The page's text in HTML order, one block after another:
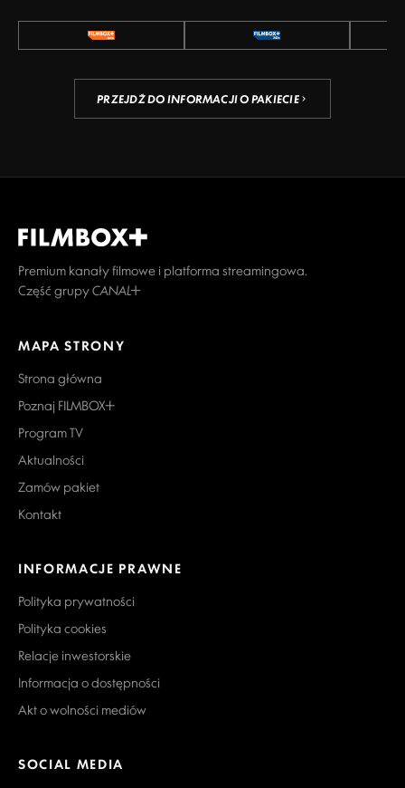
PRZEJDŹ DO INFORMACJI O PAKIECIE
Premium kanały filmowe i platforma streamingowa.
Część grupy CANAL+
MAPA STRONY
Strona główna
Poznaj FILMBOX+
Program TV
Aktualności
Zamów pakiet
Kontakt
INFORMACJE PRAWNE
Polityka prywatności
Polityka cookies
Relacje inwestorskie
Informacja o dostępności
Akt o wolności mediów
SOCIAL MEDIA